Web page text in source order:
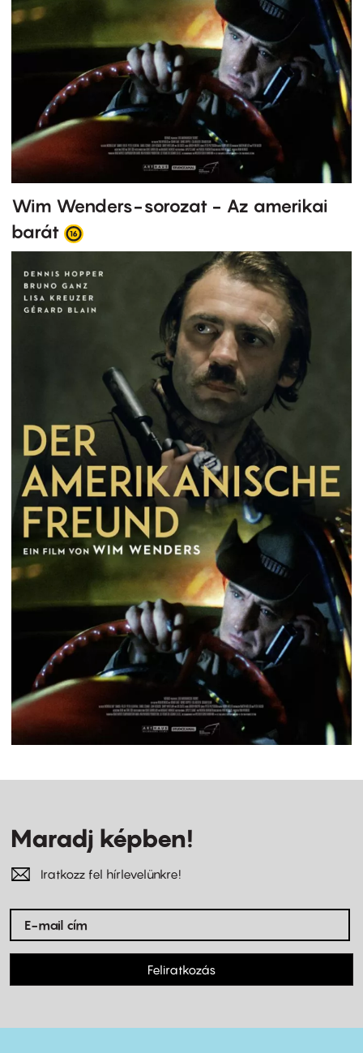
Wim Wenders-sorozat - Az amerikai
barát
Maradj képben!
Iratkozz fel hírlevelünkre!
Feliratkozás